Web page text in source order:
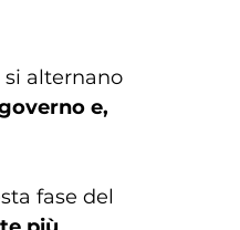
alternano
e,
fase del